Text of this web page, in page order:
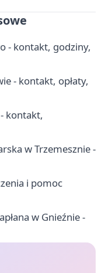
- kontakt, godziny,
- kontakt, opłaty,
kontakt,
w Trzemesznie -
i pomoc
w Gnieźnie -